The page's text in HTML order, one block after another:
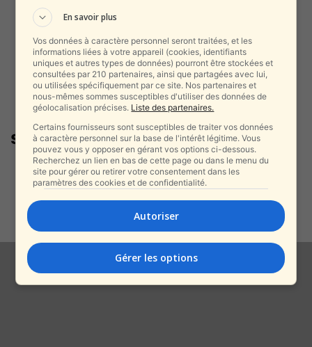
société numérique
Les personnes que nous
deviendrons après l’IA
alxprss_sab - 1 janvier 2026
En savoir plus
Vos données à caractère personnel seront traitées, et les
informations liées à votre appareil (cookies, identifiants
uniques et autres types de données) pourront être stockées et
consultées par 210 partenaires, ainsi que partagées avec lui,
ou utilisées spécifiquement par ce site. Nos partenaires et
nous-mêmes sommes susceptibles d'utiliser des données de
géolocalisation précises. Liste des partenaires.
Certains fournisseurs sont susceptibles de traiter vos données
à caractère personnel sur la base de l'intérêt légitime. Vous
pouvez vous y opposer en gérant vos options ci-dessous.
Recherchez un lien en bas de cette page ou dans le menu du
site pour gérer ou retirer votre consentement dans les
paramètres des cookies et de confidentialité.
Autoriser
Gérer les options